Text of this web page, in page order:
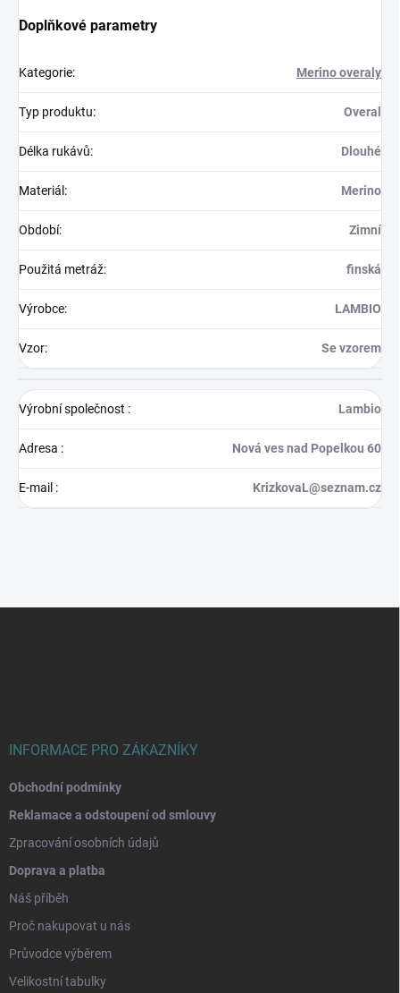
Doplňkové parametry
Kategorie: Merino overaly
Typ produktu: Overal
Délka rukávů: Dlouhé
Materiál : Merino
Období: Zimní
Použitá metráž: finská
Výrobce: LAMBIO
Vzor: Se vzorem
Výrobní společnost : Lambio
Adresa : Nová ves nad Popelkou 60
E-mail : KrizkovaL@seznam.cz
INFORMACE PRO ZÁKAZNÍKY
Obchodní podmínky
Reklamace a odstoupení od smlouvy
Zpracování osobních údajů
Doprava a platba
Náš příběh
Proč nakupovat u nás
Průvodce výběrem
Velikostní tabulky